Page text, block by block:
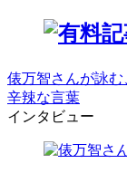
俵万智さんが詠
辛辣な言葉
インタビュー